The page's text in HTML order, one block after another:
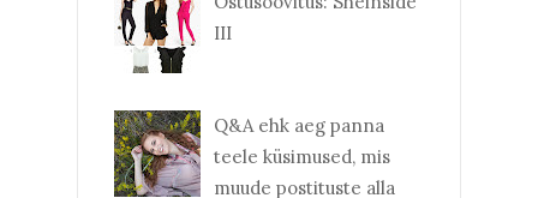
III
Q&A ehk aeg panna
teele küsimused, mis
muude postituste alla